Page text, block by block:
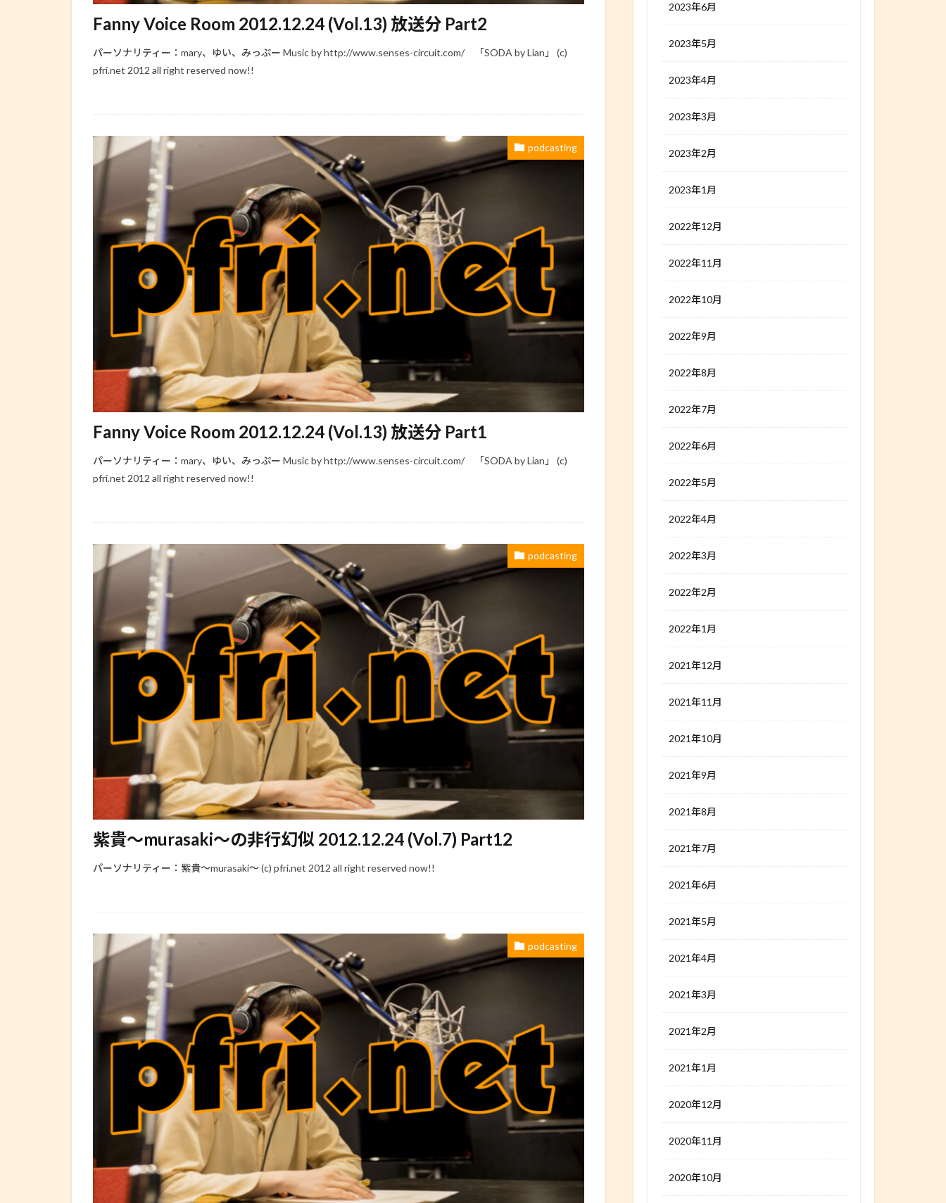
Fanny Voice Room 2012.12.24 (Vol.13) 放送分 Part2
パーソナリティー：mary、ゆい、みっぷー Music by http://www.senses-circuit.com/ 「SODA by Lian」 (c)
pfri.net 2012 all right reserved now!!
podcasting
Fanny Voice Room 2012.12.24 (Vol.13) 放送分 Part1
パーソナリティー：mary、ゆい、みっぷー Music by http://www.senses-circuit.com/ 「SODA by Lian」 (c)
pfri.net 2012 all right reserved now!!
podcasting
紫貴～murasaki～の非行幻似 2012.12.24 (Vol.7) Part12
パーソナリティー：紫貴～murasaki～ (c) pfri.net 2012 all right reserved now!!
podcasting
2023年6月
2023年5月
2023年4月
2023年3月
2023年2月
2023年1月
2022年12月
2022年11月
2022年10月
2022年9月
2022年8月
2022年7月
2022年6月
2022年5月
2022年4月
2022年3月
2022年2月
2022年1月
2021年12月
2021年11月
2021年10月
2021年9月
2021年8月
2021年7月
2021年6月
2021年5月
2021年4月
2021年3月
2021年2月
2021年1月
2020年12月
2020年11月
2020年10月